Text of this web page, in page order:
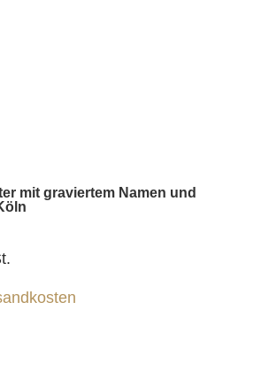
mit graviertem Namen und